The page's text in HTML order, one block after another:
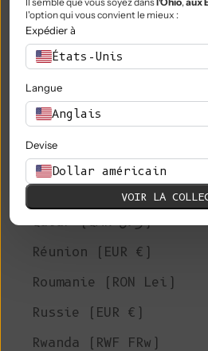
Papouasie-Nouvelle-
Paraguay (PYG ₲)
Pérou (PEN S/)
Philippines (PHP ₱)
Îles Pitcairn (NZD $)
Pologne (PLN zł)
Portugal (EUR €)
Qatar (QAR ر.ق)
Réunion (EUR €)
Roumanie (RON Lei)
Russie (EUR €)
Rwanda (RWF FRw)
l'option qui vous convient le mieux :
Expédier à
États-Unis
Langue
Anglais
Devise
Dollar américain
VOIR LA